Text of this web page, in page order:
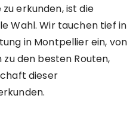
erkunden, ist die
Wahl. Wir tauchen tief in
in Montpellier ein, von
den besten Routen,
dieser